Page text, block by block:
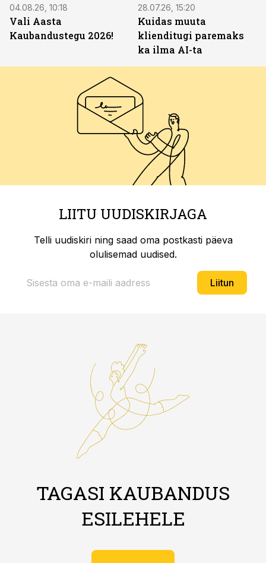
04.08.26, 10:18
Vali Aasta
Kaubandustegu 2026!
28.07.26, 15:20
Kuidas muuta
klienditugi paremaks
ka ilma AI-ta
LIITU UUDISKIRJAGA
Telli uudiskiri ning saad oma postkasti päeva
olulisemad uudised.
Liitun
TAGASI KAUBANDUS
ESILEHELE